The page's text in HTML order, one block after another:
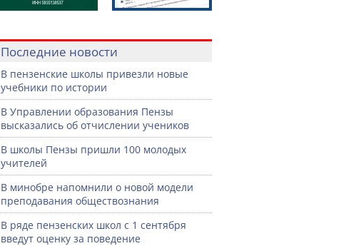
Последние новости
В пензенские школы привезли новые
учебники по истории
В Управлении образования Пензы
высказались об отчислении учеников
В школы Пензы пришли 100 молодых
учителей
В минобре напомнили о новой модели
преподавания обществознания
В ряде пензенских школ с 1 сентября
введут оценку за поведение